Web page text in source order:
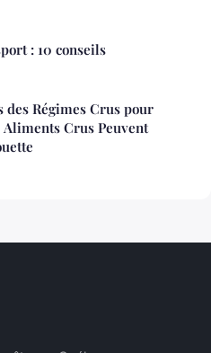
: 10 conseils
des Régimes Crus pour
Crus Peuvent